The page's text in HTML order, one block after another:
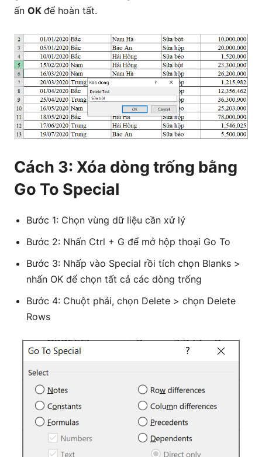
ấn OK để hoàn tất.
Cách 3: Xóa dòng trống bằng
Go To Special
Bước 1: Chọn vùng dữ liệu cần xử lý
Bước 2: Nhấn Ctrl + G để mở hộp thoại Go To
Bước 3: Nhấp vào Special rồi tích chọn Blanks >
nhấn OK để chọn tất cả các dòng trống
Bước 4: Chuột phải, chọn Delete > chọn Delete
Rows